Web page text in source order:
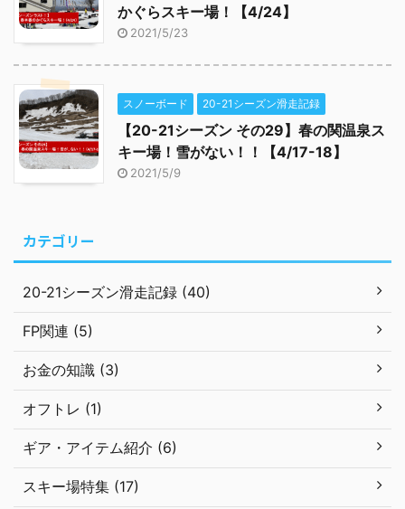
かぐらスキー場！【4/24】
2021/5/23
スノーボード 20-21シーズン滑走記録
【20-21シーズン その29】春の関温泉ス
キー場！雪がない！！【4/17-18】
2021/5/9
カテゴリー
20-21シーズン滑走記録 (40)
FP関連 (5)
お金の知識 (3)
オフトレ (1)
ギア・アイテム紹介 (6)
スキー場特集 (17)